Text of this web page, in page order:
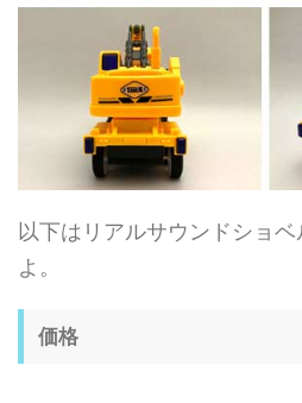
以下はリアルサウンドショ
よ。
価格